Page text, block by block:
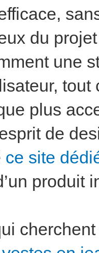
du
une
plus
de
ce site
produit